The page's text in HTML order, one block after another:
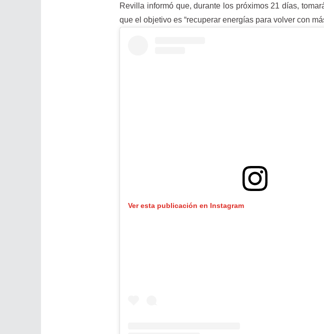
Revilla informó que, durante los próximos 21 días,
que el objetivo es “recuperar energías para volver con
Ver esta publicación en Instagram